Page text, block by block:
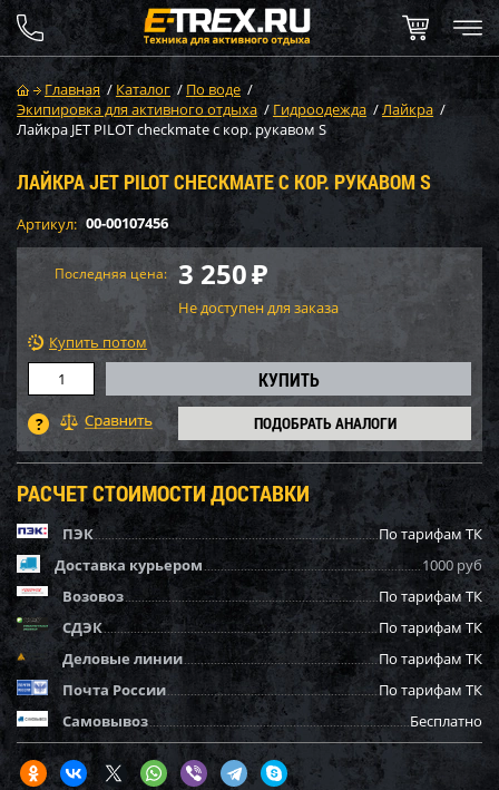
Главная / Каталог / По воде /
Экипировка для активного отдыха / Гидроодежда /Лайкра /
Лайкра JET PILOT checkmate с кор. рукавом S
ЛАЙКРА JET PILOT CHECKMATE С КОР. РУКАВОМ S
Артикул: 00-00107456
Последняя цена: 3 250₽
Не доступен для заказа
Купить потом
ПОДОБРАТЬ АНАЛОГИ
РАСЧЕТ СТОИМОСТИ ДОСТАВКИ
ПЭК
По тарифам ТК
Доставка курьером
1000 руб
Возовоз
По тарифам ТК
СДЭК
По тарифам ТК
Деловые линии
По тарифам ТК
Почта России
По тарифам ТК
Самовывоз
Бесплатно